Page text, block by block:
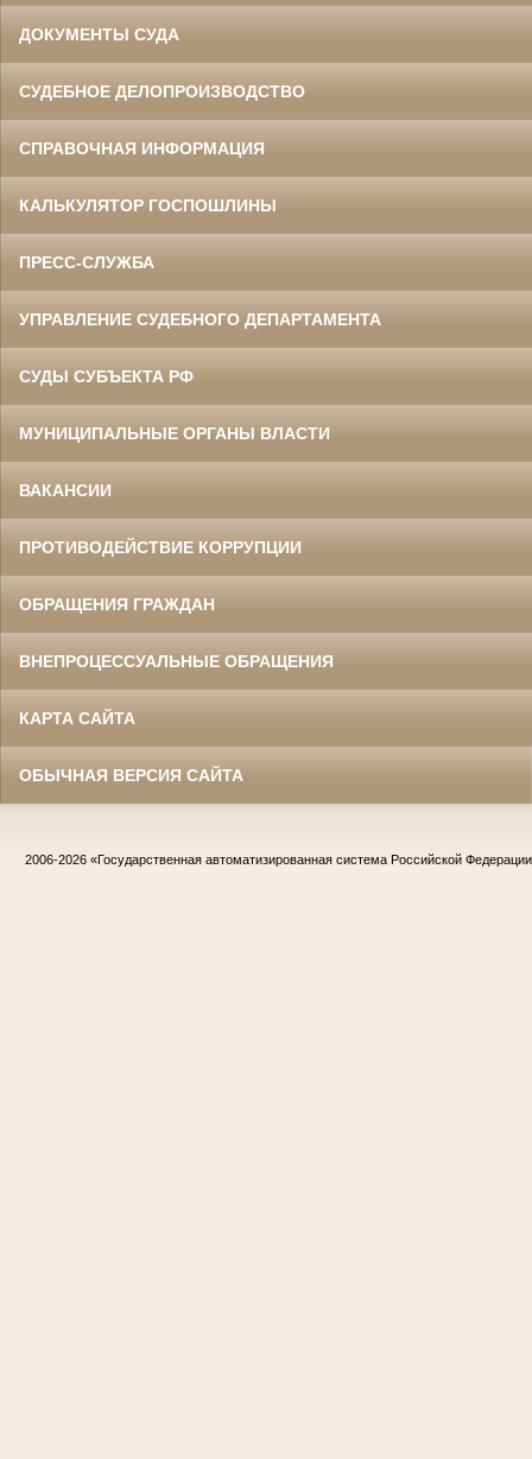
ДОКУМЕНТЫ СУДА
СУДЕБНОЕ ДЕЛОПРОИЗВОДСТВО
СПРАВОЧНАЯ ИНФОРМАЦИЯ
КАЛЬКУЛЯТОР ГОСПОШЛИНЫ
ПРЕСС-СЛУЖБА
УПРАВЛЕНИЕ СУДЕБНОГО ДЕПАРТАМЕНТА
СУДЫ СУБЪЕКТА РФ
МУНИЦИПАЛЬНЫЕ ОРГАНЫ ВЛАСТИ
ВАКАНСИИ
ПРОТИВОДЕЙСТВИЕ КОРРУПЦИИ
ОБРАЩЕНИЯ ГРАЖДАН
ВНЕПРОЦЕССУАЛЬНЫЕ ОБРАЩЕНИЯ
КАРТА САЙТА
ОБЫЧНАЯ ВЕРСИЯ САЙТА
2006-2026 «Государственная автоматизированная система Российской